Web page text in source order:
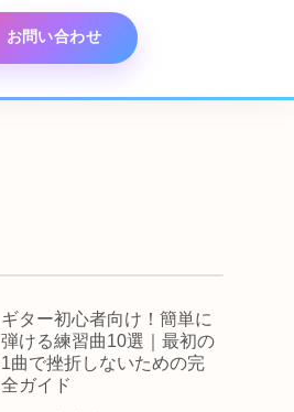
お問い合わせ
ギター初心者向け！簡単に
弾ける練習曲10選｜最初の
1曲で挫折しないための完
全ガイド